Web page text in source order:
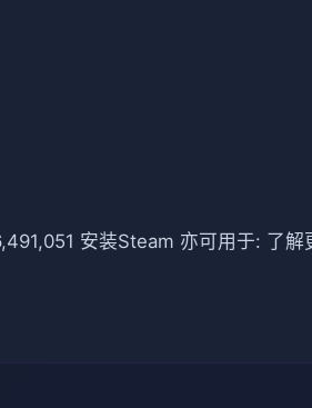
安装Steam 亦可用于: 了解